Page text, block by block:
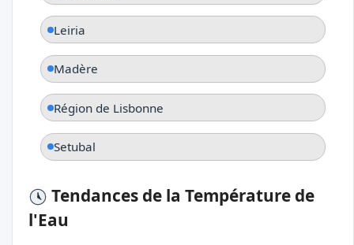
Leiria
Madère
Région de Lisbonne
Setubal
Tendances de la Température de
l'Eau